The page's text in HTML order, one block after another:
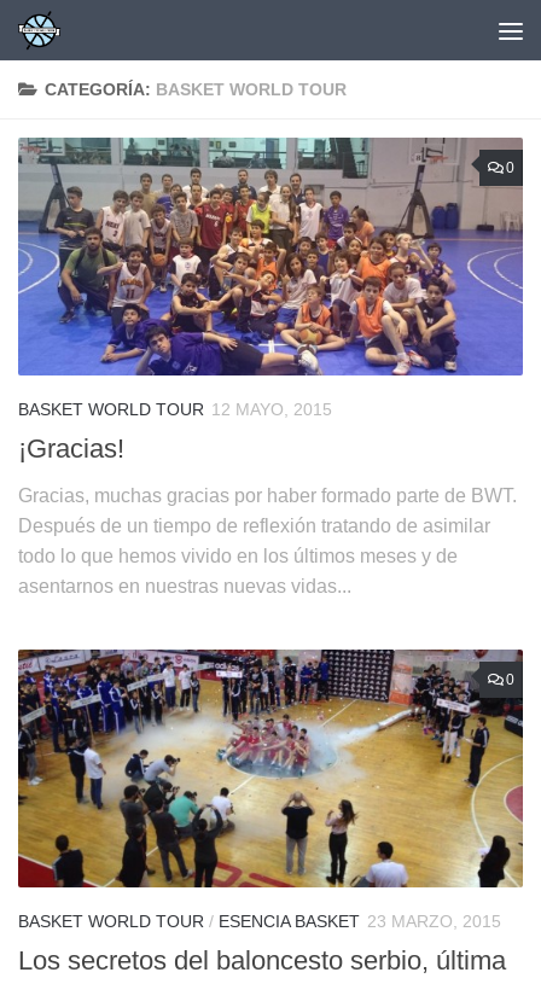
Saltar al contenido
CATEGORÍA: BASKET WORLD TOUR
0
BASKET WORLD TOUR 12 MAYO, 2015
¡Gracias!
Gracias, muchas gracias por haber formado parte de BWT.
Después de un tiempo de reflexión tratando de asimilar
todo lo que hemos vivido en los últimos meses y de
asentarnos en nuestras nuevas vidas...
0
BASKET WORLD TOUR / ESENCIA BASKET 23 MARZO, 2015
Los secretos del baloncesto serbio, última